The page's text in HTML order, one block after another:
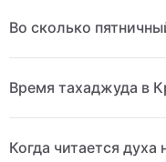
Во сколько
Время тахаджуда в
Когда читается